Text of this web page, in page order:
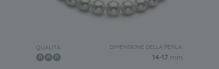
QUALITÀ: DIMENSIONE DELLA PERLA:
14-17 mm